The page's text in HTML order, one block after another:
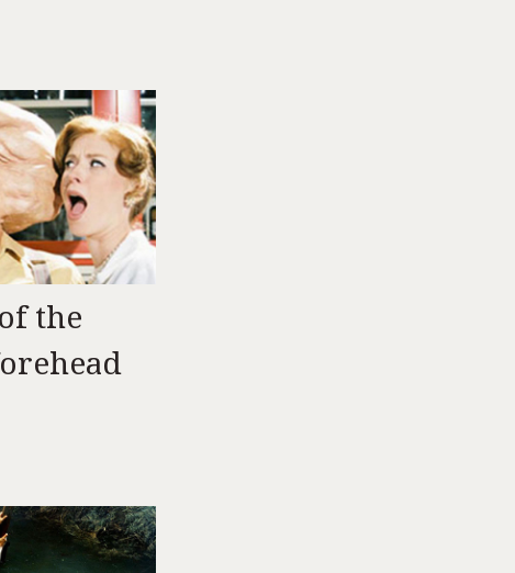
the